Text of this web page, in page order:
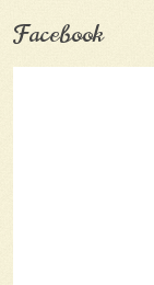
Facebook